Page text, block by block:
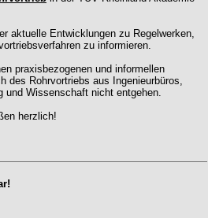
aktuelle Entwicklungen zu Regelwerken,
zu informieren.
praxisbezogenen und informellen
des Rohrvortriebs aus Ingenieurbüros,
und Wissenschaft nicht entgehen.
herzlich!